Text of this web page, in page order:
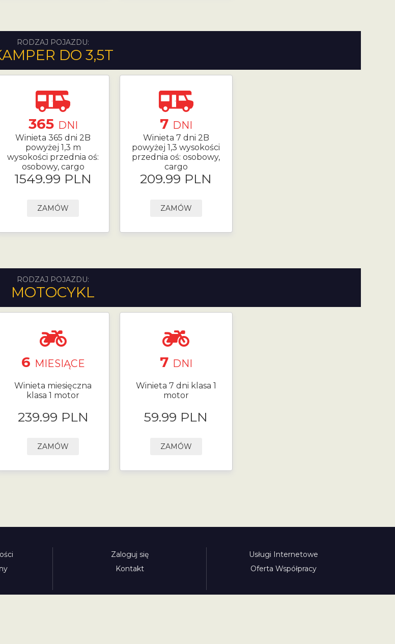
RODZAJ POJAZDU:
DO 3,5T
365 DNI
Winieta 365 dni 2B
powyżej 1,3 m
wysokości przednia oś:
osobowy, cargo
1549.99 PLN
ZAMÓW
7 DNI
Winieta 7 dni 2B
powyżej 1,3 wysokości
przednia oś: osobowy,
cargo
209.99 PLN
ZAMÓW
RODZAJ POJAZDU:
MOTOCYKL
6 MIESIĄCE
Winieta miesięczna
klasa 1 motor
239.99 PLN
ZAMÓW
7 DNI
Winieta 7 dni klasa 1
motor
59.99 PLN
ZAMÓW
Zaloguj się
Kontakt
Usługi Internetowe
Oferta Współpracy